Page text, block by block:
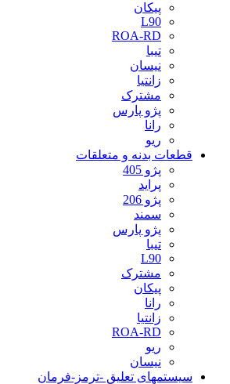
پیکان
L90
ROA-RD
تیبا
نیسان
زانتیا
مشترک
پژو پارس
رانا
ریو
قطعات بدنه و متعلقات
پژو 405
پراید
پژو 206
سمند
پژو پارس
تیبا
L90
مشترک
پیکان
رانا
زانتیا
ROA-RD
ریو
نیسان
سیستمهای تعلیق -ترمز-فرمان